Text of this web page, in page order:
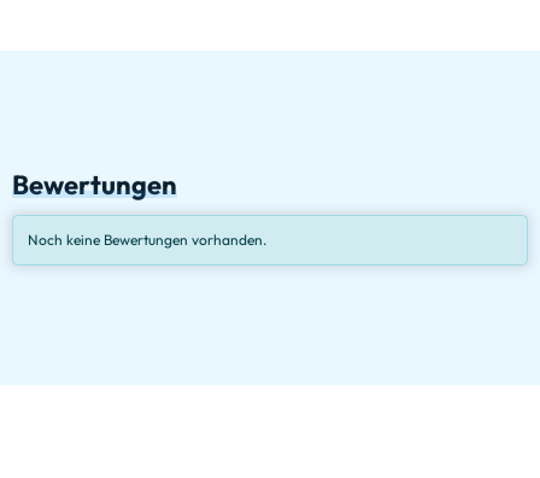
Bewertungen
Noch keine Bewertungen vorhanden.